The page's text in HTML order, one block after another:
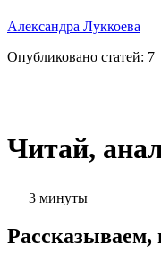
Александра Луккоева
Опубликовано статей: 7
Читай,
3 минуты
Рассказываем,